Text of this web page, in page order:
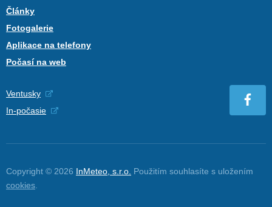
Články
Fotogalerie
Aplikace na telefony
Počasí na web
Ventusky
In-počasie
Copyright © 2026 InMeteo, s.r.o. Použitím souhlasíte s uložením
cookies